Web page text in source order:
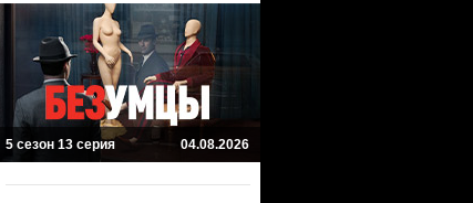
5 сезон 13 серия 04.08.2026